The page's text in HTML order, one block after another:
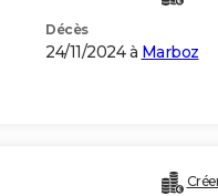
Décès
24/11/2024 à Marboz